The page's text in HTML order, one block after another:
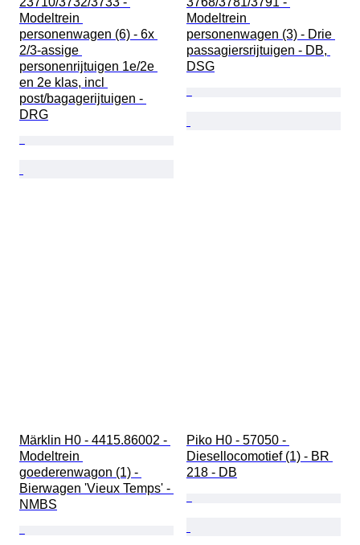
Modeltrein
personenwagen (6) - 6x
2/3-assige
personenrijtuigen 1e/2e
en 2e klas, incl
post/bagagerijtuigen -
DRG
Modeltrein
personenwagen (3) - Drie
passagiersrijtuigen - DB,
DSG
Märklin H0 - 4415.86002 -
Modeltrein
goederenwagon (1) -
Bierwagen 'Vieux Temps' -
NMBS
Piko H0 - 57050 -
Diesellocomotief (1) - BR
218 - DB